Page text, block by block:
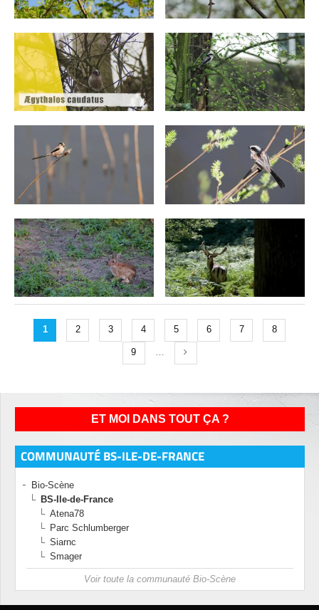
1 2 3 4 5 6 7 8
9
ET MOI DANS TOUT ÇA ?
COMMUNAUTÉ BS-ILE-DE-FRANCE
Bio-Scène
BS-Ile-de-France
Atena78
Parc Schlumberger
Siarnc
Smager
Voir toute la communauté Bio-Scène